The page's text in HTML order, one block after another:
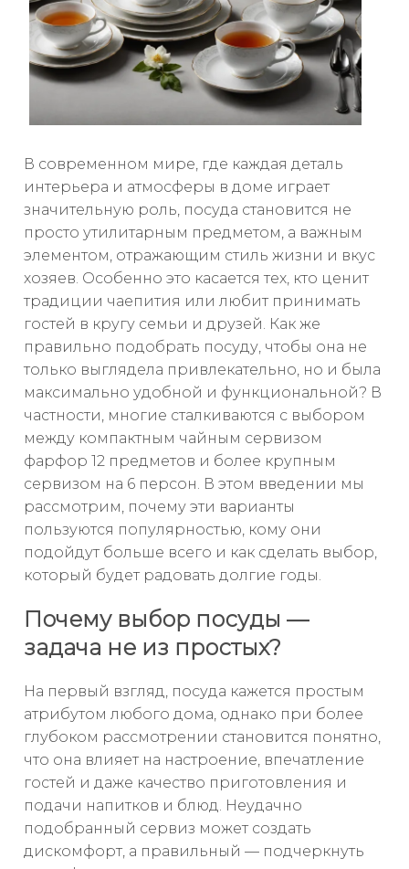
В современном мире, где каждая деталь
интерьера и атмосферы в доме играет
значительную роль, посуда становится не
просто утилитарным предметом, а важным
элементом, отражающим стиль жизни и вкус
хозяев. Особенно это касается тех, кто ценит
традиции чаепития или любит принимать
гостей в кругу семьи и друзей. Как же
правильно подобрать посуду, чтобы она не
только выглядела привлекательно, но и была
максимально удобной и функциональной? В
частности, многие сталкиваются с выбором
между компактным чайным сервизом
фарфор 12 предметов и более крупным
сервизом на 6 персон. В этом введении мы
рассмотрим, почему эти варианты
пользуются популярностью, кому они
подойдут больше всего и как сделать выбор,
который будет радовать долгие годы.
Почему выбор посуды —
задача не из простых?
На первый взгляд, посуда кажется простым
атрибутом любого дома, однако при более
глубоком рассмотрении становится понятно,
что она влияет на настроение, впечатление
гостей и даже качество приготовления и
подачи напитков и блюд. Неудачно
подобранный сервиз может создать
дискомфорт, а правильный — подчеркнуть